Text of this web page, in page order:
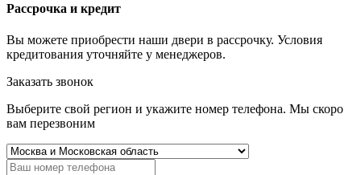
Рассрочка и кредит
Вы можете приобрести наши двери в рассрочку. Условия
кредитования уточняйте у менеджеров.
Заказать звонок
Выберите свой регион и укажите номер телефона. Мы скоро
вам перезвоним